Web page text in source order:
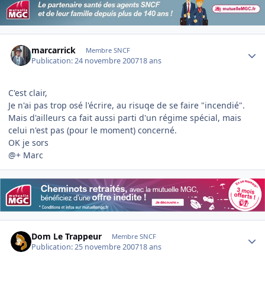
marcarrick Membre SNCF
Publication:24 novembre 200718 ans
C'est clair,
Je n'ai pas trop osé l'écrire, au risuqe de se faire "incendié".
Mais d'ailleurs ca fait aussi parti d'un régime spécial, mais
celui n'est pas (pour le moment) concerné.
OK je sors
@+ Marc
Dom Le Trappeur Membre SNCF
Publication:25 novembre 200718 ans